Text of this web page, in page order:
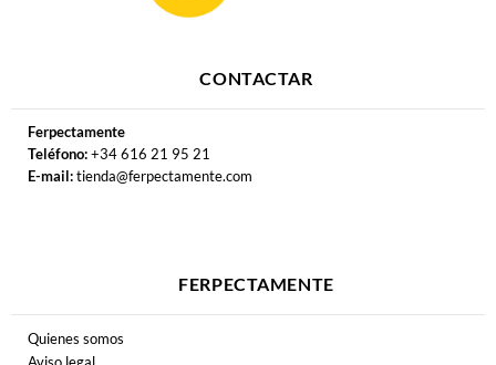
CONTACTAR
Ferpectamente
Teléfono:+34 616 21 95 21
E-mail:tienda@ferpectamente.com
FERPECTAMENTE
Quienes somos